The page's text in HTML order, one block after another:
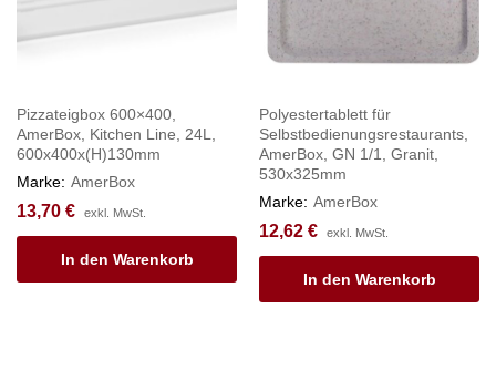
Pizzateigbox 600×400,
AmerBox, Kitchen Line, 24L,
600x400x(H)130mm
Marke: AmerBox
13,70 € exkl. MwSt.
In den Warenkorb
Polyestertablett für
Selbstbedienungsrestaurants,
AmerBox, GN 1/1, Granit,
530x325mm
Marke: AmerBox
12,62 € exkl. MwSt.
In den Warenkorb